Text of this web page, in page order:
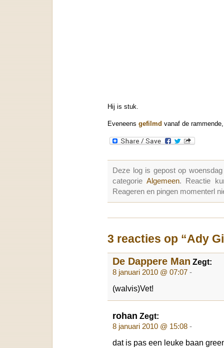
Hij is stuk.
Eveneens gefilmd vanaf de
Deze log is gepost op
categorie Algemeen. Reactie
Reageren en pingen momenterl
3 reacties op “Ady
De Dappere Man Zegt:
8 januari 2010 @ 07:07 -
(walvis)Vet!
rohan Zegt:
8 januari 2010 @ 15:08 -
dat is pas een leuke baan